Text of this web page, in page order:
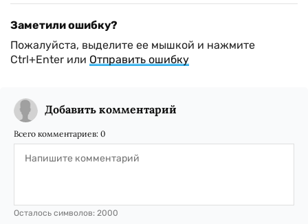
Заметили ошибку?
Пожалуйста, выделите ее мышкой и нажмите
Ctrl+Enter или Отправить ошибку
Добавить комментарий
Всего комментариев: 0
Осталось символов: 2000